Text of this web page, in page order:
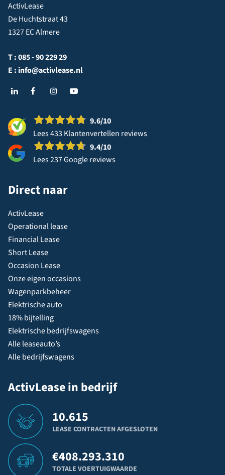
ActivLease
De Huchtstraat 43
1327 EC Almere
T :085 - 90 229 29
E : info@activlease.nl
9.6/10
Lees 433 Klantenvertellen reviews
9.4/10
Lees 237 Google reviews
Direct naar
ActivLease
Operational lease
Financial Lease
Short Lease
Occasion Lease
Onze eigen occasions
Wagenparkbeheer
Elektrische auto
18% bijtelling
Elektrische bedrijfswagens
Alle leaseauto’s
Alle bedrijfswagens
ActivLease in bedrijf
10.615
LEASE CONTRACTEN AFGESLOTEN
€408.293.310
TOTALE VOERTUIGWAARDE